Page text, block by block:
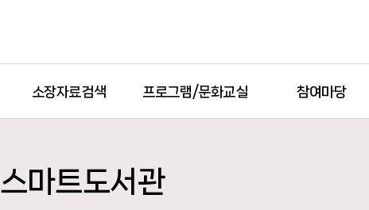
소장자료검색 프로그램/문화교실 참여마당
스마트도서관